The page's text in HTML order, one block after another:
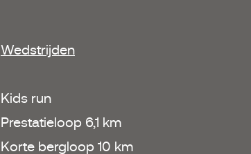
Wedstrijden
Kids run
Prestatieloop 6,1 km
Korte bergloop 10 km